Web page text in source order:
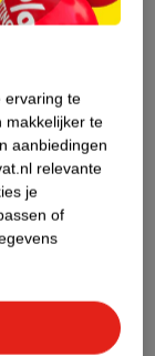
Nature
ervaring te
makkelijker te
aanbiedingen
relevante
je
of